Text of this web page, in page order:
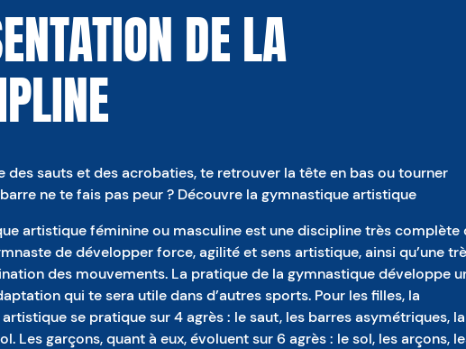
DE LA
des sauts et des acrobaties, te retrouver la tête en bas ou tourner
ne te fais pas peur ? Découvre la gymnastique artistique
artistique féminine ou masculine est une discipline très complète
de développer force, agilité et sens artistique, ainsi qu’une
des mouvements. La pratique de la gymnastique développe
qui te sera utile dans d’autres sports. Pour les filles, la
se pratique sur 4 agrès : le saut, les barres asymétriques, la
Les garçons, quant à eux, évoluent sur 6 agrès : le sol, les arçons,